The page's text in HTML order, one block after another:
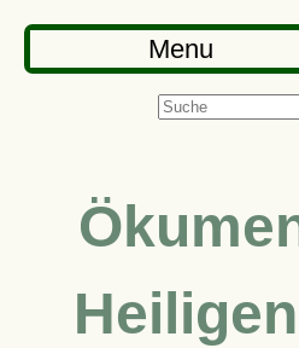
Menu